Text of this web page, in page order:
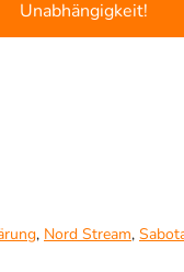
Unabhängigkeit!
, Nord Stream,